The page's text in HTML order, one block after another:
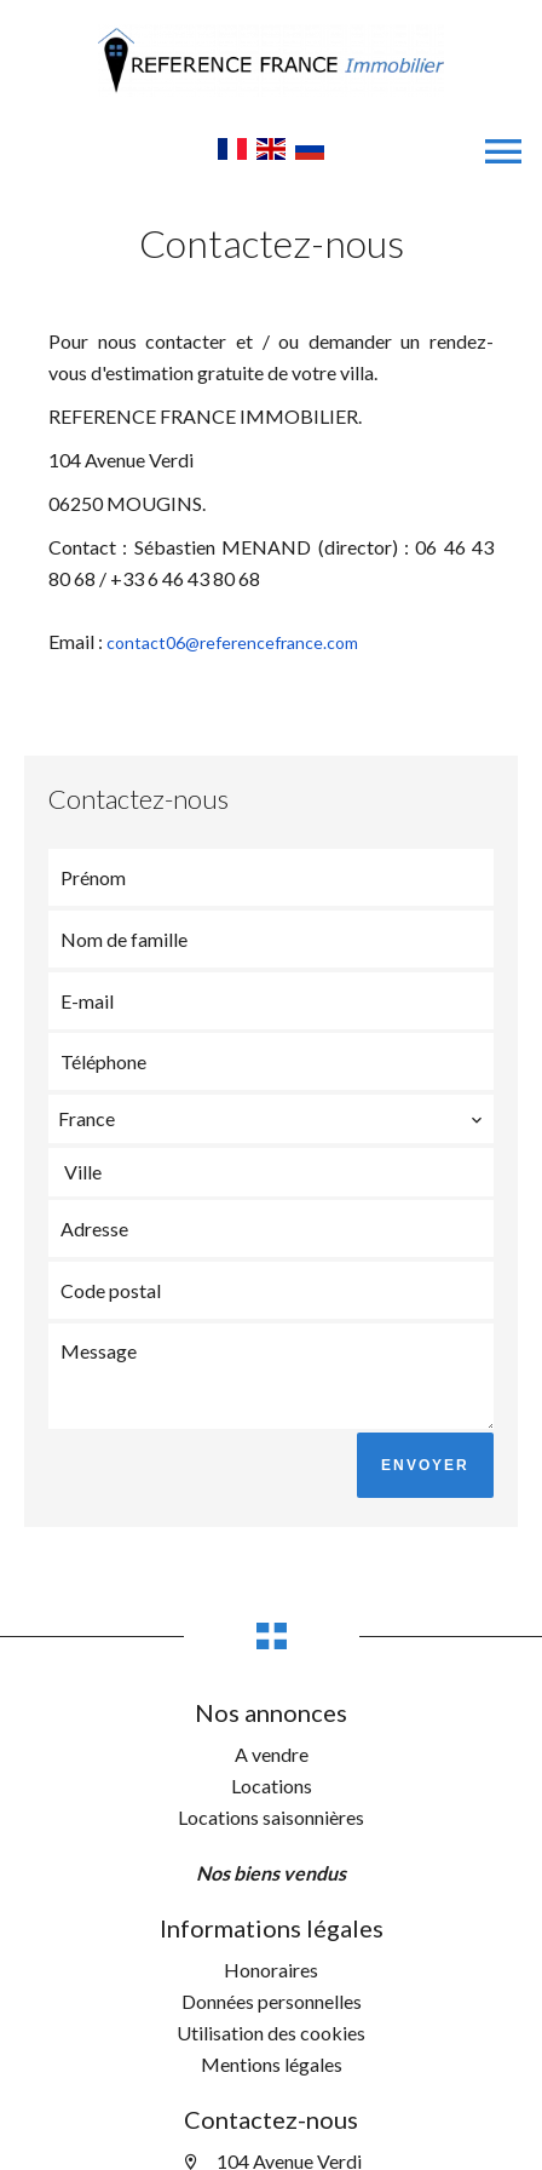
Contactez-nous
Pour nous contacter et / ou demander un rendez-
vous d'estimation gratuite de votre villa.
REFERENCE FRANCE IMMOBILIER.
104 Avenue Verdi
06250 MOUGINS.
Contact : Sébastien MENAND (director) : 06 46 43
80 68 / +33 6 46 43 80 68
Email : contact06@referencefrance.com
Contactez-nous
France
Ville
ENVOYER
Nos annonces
A vendre
Locations
Locations saisonnières
Nos biens vendus
Informations légales
Honoraires
Données personnelles
Utilisation des cookies
Mentions légales
Contactez-nous
104 Avenue Verdi